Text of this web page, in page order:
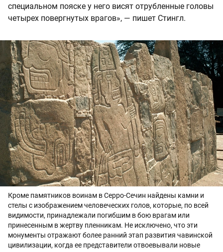
специальном пояске у него висят отрубленные головы
четырех повергнутых врагов», — пишет Стингл.
Кроме памятников воинам в Серро-Сечин найдены камни и
стелы с изображением человеческих голов, которые, по всей
видимости, принадлежали погибшим в бою врагам или
принесенным в жертву пленникам. Не исключено, что эти
монументы отражают более ранний этап развития чавинской
цивилизации, когда ее представители отвоевывали новые